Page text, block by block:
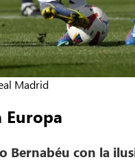
Madrid
Europa
Bernabéu con la